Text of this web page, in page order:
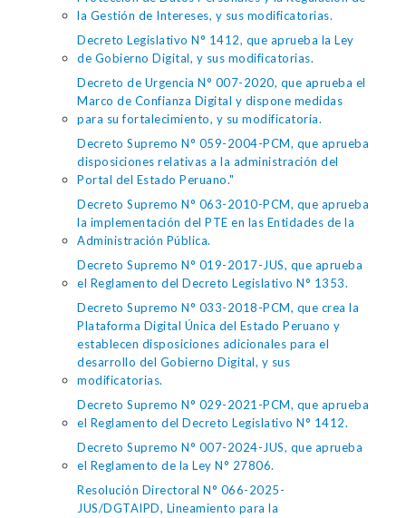
la Gestión de Intereses, y sus modificatorias.
Decreto Legislativo N° 1412, que aprueba la Ley
de Gobierno Digital, y sus modificatorias.
Decreto de Urgencia N° 007-2020, que aprueba el
Marco de Confianza Digital y dispone medidas
para su fortalecimiento, y su modificatoria.
Decreto Supremo N° 059-2004-PCM, que aprueba
disposiciones relativas a la administración del
Portal del Estado Peruano."
Decreto Supremo N° 063-2010-PCM, que aprueba
la implementación del PTE en las Entidades de la
Administración Pública.
Decreto Supremo N° 019-2017-JUS, que aprueba
el Reglamento del Decreto Legislativo N° 1353.
Decreto Supremo N° 033-2018-PCM, que crea la
Plataforma Digital Única del Estado Peruano y
establecen disposiciones adicionales para el
desarrollo del Gobierno Digital, y sus
modificatorias.
Decreto Supremo N° 029-2021-PCM, que aprueba
el Reglamento del Decreto Legislativo N° 1412.
Decreto Supremo N° 007-2024-JUS, que aprueba
el Reglamento de la Ley N° 27806.
Resolución Directoral N° 066-2025-
JUS/DGTAIPD, Lineamiento para la